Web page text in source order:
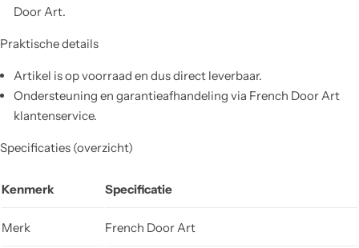
Door Art.
Praktische details
Artikel is op voorraad en dus direct leverbaar.
Ondersteuning en garantieafhandeling via French Door Art
klantenservice.
Specificaties (overzicht)
Kenmerk Specificatie
Merk French Door Art